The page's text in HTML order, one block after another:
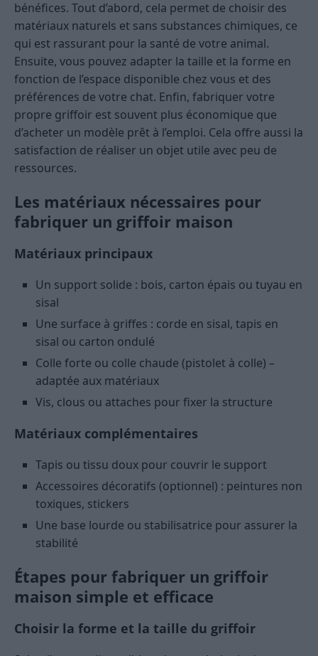
bénéfices. Tout d’abord, cela permet de choisir des
matériaux naturels et sans substances chimiques, ce
qui est rassurant pour la santé de votre animal.
Ensuite, vous pouvez adapter la taille et la forme en
fonction de l’espace disponible chez vous et des
préférences de votre chat. Enfin, fabriquer votre
propre griffoir est souvent plus économique que
d’acheter un modèle prêt à l’emploi. Cela offre aussi la
satisfaction de réaliser un objet utile avec peu de
ressources.
Les matériaux nécessaires pour
fabriquer un griffoir maison
Matériaux principaux
Un support solide : bois, carton épais ou tuyau en
sisal
Une surface à griffes : corde en sisal, tapis en
sisal ou carton ondulé
Colle forte ou colle chaude (pistolet à colle) –
adaptée aux matériaux
Vis, clous ou attaches pour fixer la structure
Matériaux complémentaires
Tapis ou tissu doux pour couvrir le support
Accessoires décoratifs (optionnel) : peintures non
toxiques, stickers
Une base lourde ou stabilisatrice pour assurer la
stabilité
Étapes pour fabriquer un griffoir
maison simple et efficace
Choisir la forme et la taille du griffoir